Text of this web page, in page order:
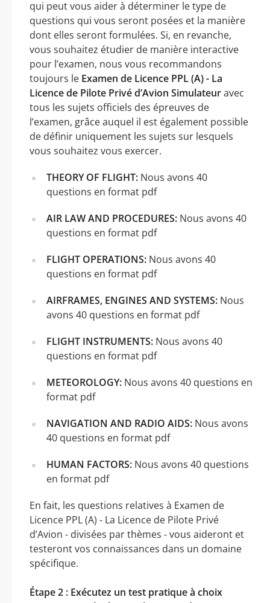
qui peut vous aider à déterminer le type de
questions qui vous seront posées et la manière
dont elles seront formulées. Si, en revanche,
vous souhaitez étudier de manière interactive
pour l’examen, nous vous recommandons
toujours le Examen de Licence PPL (A) - La
Licence de Pilote Privé d’Avion Simulateuravec
tous les sujets officiels des épreuves de
l’examen, grâce auquel il est également possible
de définir uniquement les sujets sur lesquels
vous souhaitez vous exercer.
THEORY OF FLIGHT: Nous avons 40
questions en format pdf
AIR LAW AND PROCEDURES: Nous avons 40
questions en format pdf
FLIGHT OPERATIONS: Nous avons 40
questions en format pdf
AIRFRAMES, ENGINES AND SYSTEMS: Nous
avons 40 questions en format pdf
FLIGHT INSTRUMENTS: Nous avons 40
questions en format pdf
METEOROLOGY: Nous avons 40 questions en
format pdf
NAVIGATION AND RADIO AIDS: Nous avons
40 questions en format pdf
HUMAN FACTORS: Nous avons 40 questions
en format pdf
En fait, les questions relatives à Examen de
Licence PPL (A) - La Licence de Pilote Privé
d’Avion - divisées par thèmes - vous aideront et
testeront vos connaissances dans un domaine
spécifique.
Étape 2 : Exécutez un test pratique à choix